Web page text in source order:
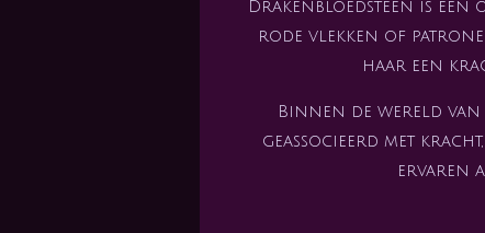
Drakenbloedsteen is een
rode vlekken of
haar een
Binnen de wereld
geassocieerd met
ervaren